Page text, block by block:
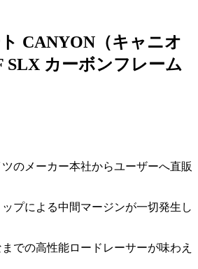
CANYON（キャニオ
SLX カーボンフレーム
のメーカー本社からユーザーへ直販
プによる中間マージンが一切発生し
での高性能ロードレーサーが味わえ